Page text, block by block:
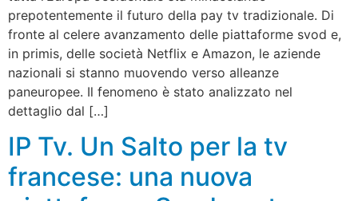
prepotentemente il futuro della pay tv tradizionale. Di
fronte al celere avanzamento delle piattaforme svod e,
in primis, delle società Netflix e Amazon, le aziende
nazionali si stanno muovendo verso alleanze
paneuropee. Il fenomeno è stato analizzato nel
dettaglio dal […]
IP Tv. Un Salto per la tv
francese: una nuova